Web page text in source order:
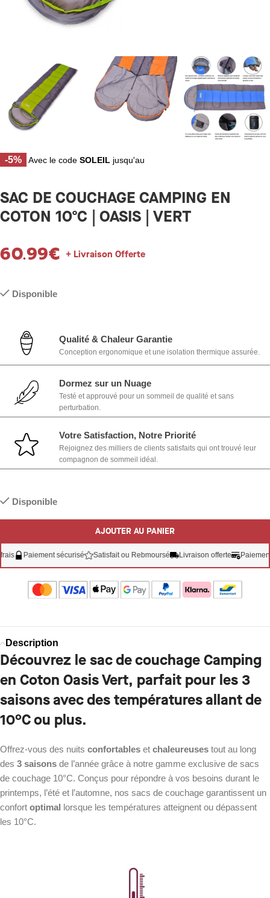
-5% Avec le code SOLEIL jusqu'au
SAC DE COUCHAGE CAMPING EN
COTON 10ºC | OASIS | VERT
60.99€ + Livraison Offerte
Disponible
Qualité & Chaleur Garantie
Conception ergonomique et une isolation thermique assurée.
Dormez sur un Nuage
Testé et approuvé pour un sommeil de qualité et sans
perturbation.
Votre Satisfaction, Notre Priorité
Rejoignez des milliers de clients satisfaits qui ont trouvé leur
compagnon de sommeil idéal.
Disponible
AJOUTER AU PANIER
Paiement sécurisé Satisfait ou Rebmoursé Livraison offerte Paiement 3X
Description
Découvrez le sac de couchage Camping
en Coton Oasis Vert, parfait pour les 3
saisons avec des températures allant de
10°C ou plus.
Offrez-vous des nuits confortables et chaleureuses tout au long
des 3 saisons de l’année grâce à notre gamme exclusive de sacs
de couchage 10°C. Conçus pour répondre à vos besoins durant le
printemps, l’été et l’automne, nos sacs de couchage garantissent un
confort optimal lorsque les températures atteignent ou dépassent
les 10°C.